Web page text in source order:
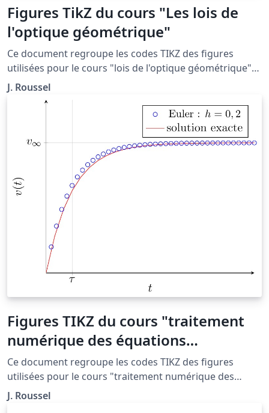
Figures TikZ du cours "Les lois de
l'optique géométrique"
Ce document regroupe les codes TIKZ des figures
utilisées pour le cours "lois de l'optique géométrique"
situé à la page: http://femto-
physique.fr/optique_geometrique/opt_C1.php
J. Roussel
Figures TIKZ du cours "traitement
numérique des équations
différentielles"
Ce document regroupe les codes TIKZ des figures
utilisées pour le cours "traitement numérique des
équations différentielles" situé à la page http://femto-
physique.fr/analyse_numerique/numerique_C1.php
J. Roussel